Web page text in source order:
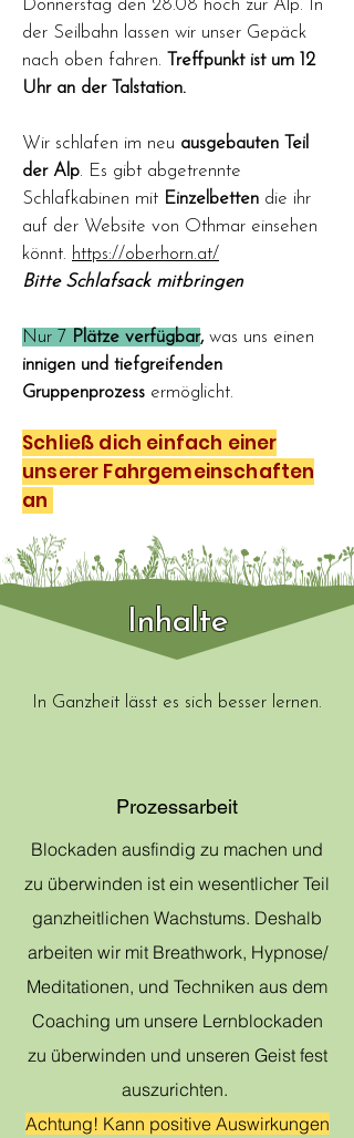
Donnerstag den 28.08 hoch zur Alp. In
der Seilbahn lassen wir unser Gepäck
nach oben fahren.
Treffpunkt ist um 12
Uhr an der Talstation.
Wir schlafen im neu ausgebauten Teil
der Alp. Es gibt abgetrennte
Schlafkabinen mit Einzelbetten die ihr
auf der Website von Othmar einsehen
könnt. https://oberhorn.at/
Bitte Schlafsack mitbringen
Nur 7 Plätze verfügbar, was uns einen
innigen und tiefgreifenden
Gruppenprozess ermöglicht.
Schließ dich einfach einer
unserer Fahrgemeinschaften
an
Inhalte
In Ganzheit lässt es sich besser lernen.
Prozessarbeit
Blockaden ausfindig zu machen und
zu überwinden ist ein wesentlicher Teil
ganzheitlichen Wachstums. Deshalb
arbeiten wir mit Breathwork, Hypnose/
Meditationen, und Techniken aus dem
Coaching um unsere Lernblockaden
zu überwinden und unseren Geist fest
auszurichten.
Achtung! Kann positive Auswirkungen